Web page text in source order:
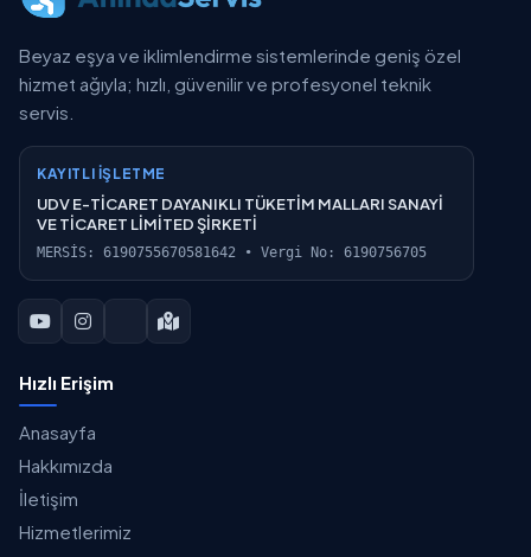
Beyaz eşya ve iklimlendirme sistemlerinde geniş özel
hizmet ağıyla; hızlı, güvenilir ve profesyonel teknik
servis.
KAYITLI İŞLETME
UDV E-TİCARET DAYANIKLI TÜKETİM MALLARI SANAYİ
VE TİCARET LİMİTED ŞİRKETİ
MERSİS: 6190755670581642 • Vergi No: 6190756705
Hızlı Erişim
Anasayfa
Hakkımızda
İletişim
Hizmetlerimiz